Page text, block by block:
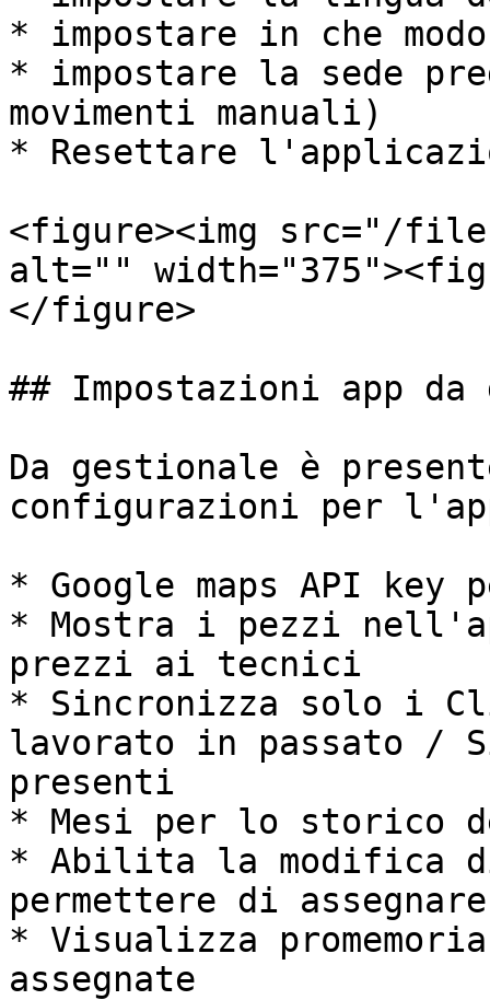
* impostare in che
* impostare la sede
movimenti manuali)
* Resettare
<figure><img src="/files/
alt=""
</figure>
## Impostazioni app da
Da gestionale è
configurazioni per
* Google maps API key
* Mostra i pezzi
prezzi ai tecnici
* Sincronizza solo i
lavorato in passato
presenti
* Mesi per lo storico
* Abilita la modifica
permettere di
* Visualizza
assegnate